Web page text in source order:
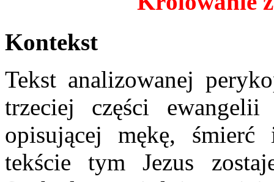
Kontekst
Tekst analizowanej
trzeciej części
opisującej mękę, śmierć
tekście tym Jezus